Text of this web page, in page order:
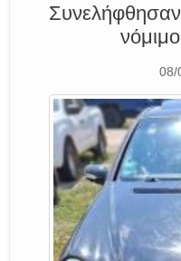
Συνελήφθησαν
08/